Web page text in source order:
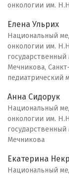
онкологии им.
Елена Ульрих
Национальный
онкологии им.
Мечникова,
педиатрический
Анна Сидорук
Национальный
онкологии им.
Мечникова
Екатерина
Национальный